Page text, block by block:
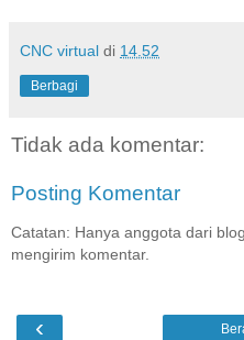
CNC virtual di 14.52
Berbagi
Tidak ada komentar:
Posting Komentar
Catatan: Hanya anggota dari
mengirim komentar.
‹